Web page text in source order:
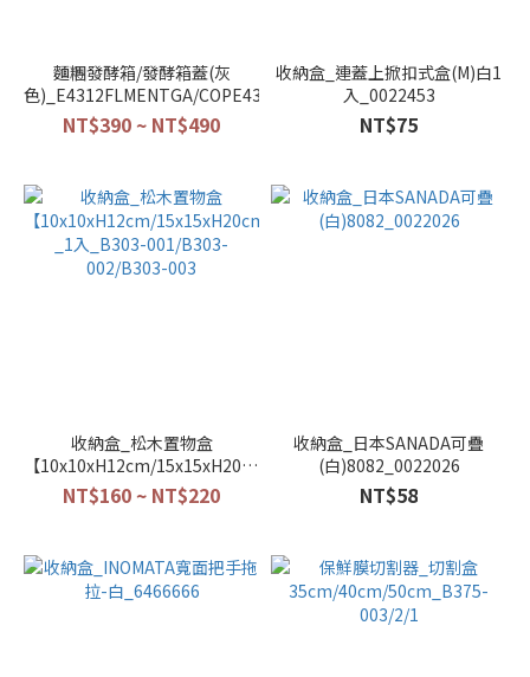
麵糰發酵箱/發酵箱蓋(灰
色)_E4312FLMENTGA/COPE43NGRS/G
NT$390 ~ NT$490
收納盒_連蓋上掀扣式盒(M)白1
入_0022453
NT$75
收納盒_松木置物盒
【10x10xH12cm/15x15xH20cm/20x20xH20cm】
_1入_B303-001/B303-
002/B303-003
NT$160 ~ NT$220
收納盒_日本SANADA可疊
(白)8082_0022026
NT$58